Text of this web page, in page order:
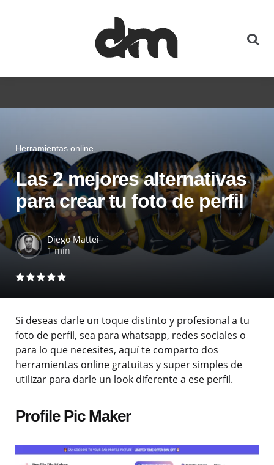
Herramientas online
Las 2 mejores alternativas
para crear tu foto de perfil
Diego Mattei
1 min
Si deseas darle un toque distinto y profesional a tu
foto de perfil, sea para whatsapp, redes sociales o
para lo que necesites, aquí te comparto dos
herramientas online gratuitas y super simples de
utilizar para darle un look diferente a ese perfil.
Profile Pic Maker